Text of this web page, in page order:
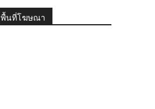
พื้นที่โฆษณา